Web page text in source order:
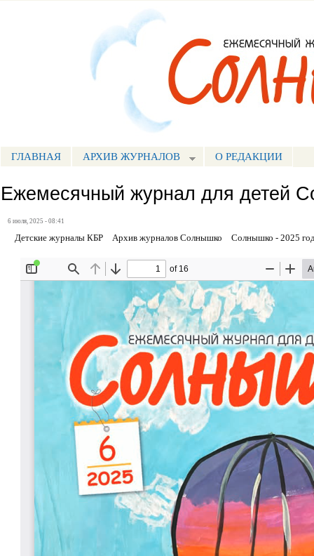
МЕНЮ СОЛНЫШКО
ГЛАВНАЯ АРХИВ ЖУРНАЛОВ О РЕДАКЦИИ
Ежемесячный журнал для детей
6 июля, 2025 - 08:41
Детские журналы КБР Архив журналов Солнышко Солнышко - 2025